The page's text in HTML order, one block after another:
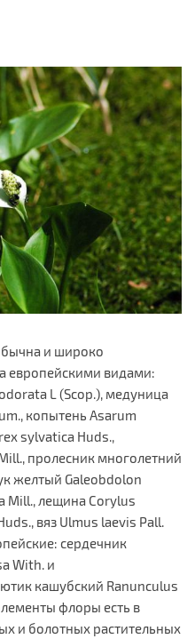
и широко
европейскими видами:
L (Scop.), медуница
копытень Asarum
sylvatica Huds.,
пролесник многолетний
желтый Galeobdolon
Mill., лещина Corylus
вяз Ulmus laevis Pall.
сердечник
With. и
кашубский Ranunculus
флоры есть в
и болотных растительных